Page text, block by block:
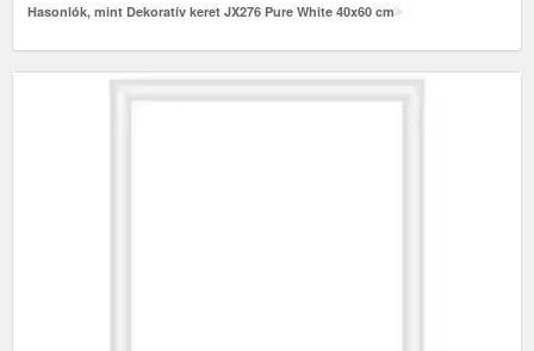
Hasonlók, mint Dekoratív keret JX276 Pure White 40x60 cm